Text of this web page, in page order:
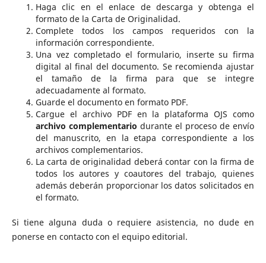
Haga clic en el enlace de descarga y obtenga el
formato de la Carta de Originalidad.
Complete todos los campos requeridos con la
información correspondiente.
Una vez completado el formulario, inserte su firma
digital al final del documento. Se recomienda ajustar
el tamaño de la firma para que se integre
adecuadamente al formato.
Guarde el documento en formato PDF.
Cargue el archivo PDF en la plataforma OJS como
archivo complementario durante el proceso de envío
del manuscrito, en la etapa correspondiente a los
archivos complementarios.
La carta de originalidad deberá contar con la firma de
todos los autores y coautores del trabajo, quienes
además deberán proporcionar los datos solicitados en
el formato.
Si tiene alguna duda o requiere asistencia, no dude en
ponerse en contacto con el equipo editorial.